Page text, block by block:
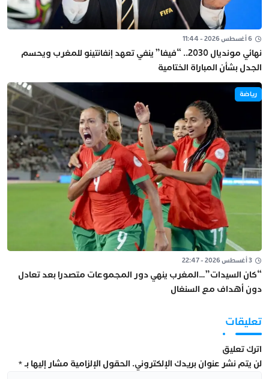
6 أغسطس 2026 - 11:44
نهائي مونديال 2030.. “فيفا” ينفي تعهد إنفانتينو للمغرب ويحسم
الجدل بشأن المباراة الختامية
رياضة
3 أغسطس 2026 - 22:47
“كان السيدات”…المغرب ينهي دور المجموعات متصدرا بعد تعادل
دون أهداف مع السنغال
تعليقات
اترك تعليق
لن يتم نشر عنوان بريدك الإلكتروني. الحقول الإلزامية مشار إليها بـ*